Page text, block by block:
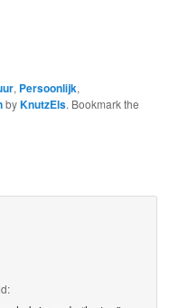
, Persoonlijk,
byKnutzEls. Bookmark the